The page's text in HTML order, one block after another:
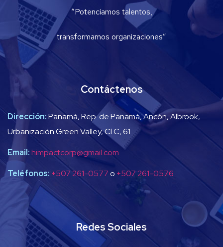
“Potenciamos talentos,
transformamos organizaciones”
Contáctenos
Dirección:Panamá, Rep. de Panamá, Ancón, Albrook,
Urbanización Green Valley, Cl C, 61
Email:himpactcorp@gmail.com
Teléfonos: +507 261-0577o +507 261-0576
Redes Sociales